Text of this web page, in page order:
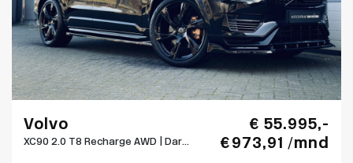
Volvo
XC90 2.0 T8 Recharge AWD | Dar...
€ 55.995,-
€ 973,91 /mnd